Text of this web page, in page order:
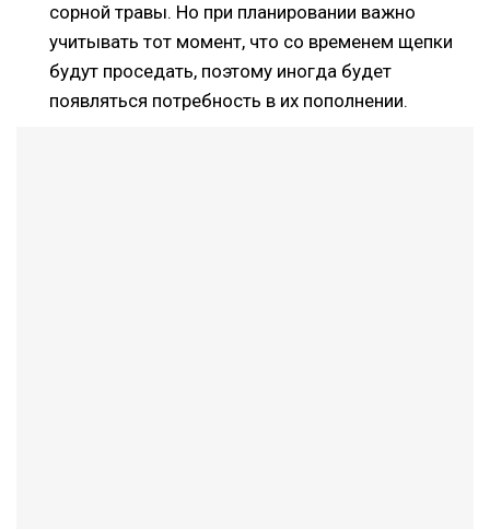
сорной травы. Но при планировании важно
учитывать тот момент, что со временем щепки
будут проседать, поэтому иногда будет
появляться потребность в их пополнении.